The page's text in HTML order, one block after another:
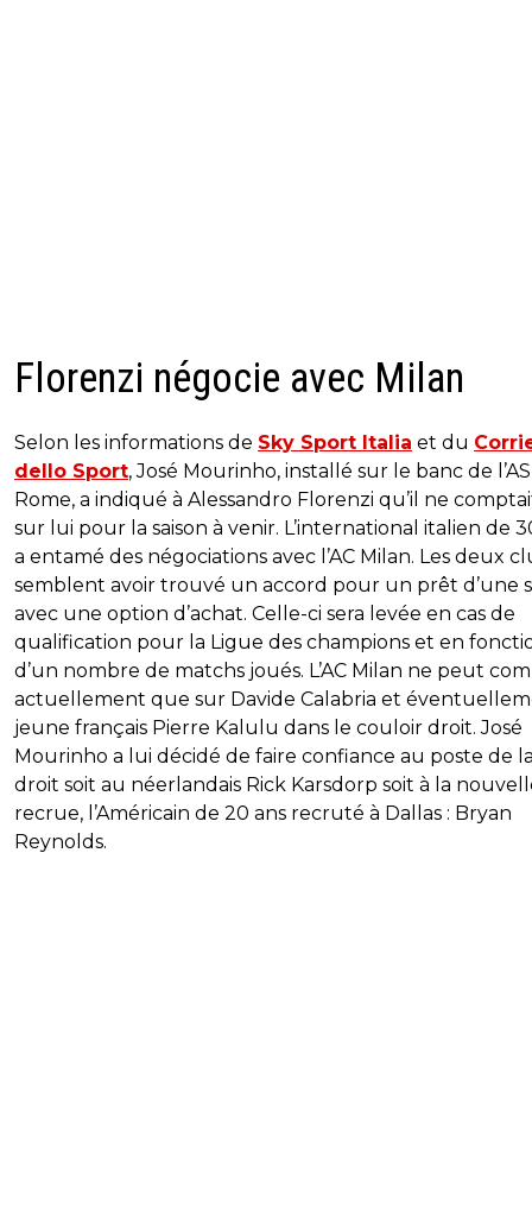
Florenzi négocie avec Milan
Selon les informations de Sky Sport Italia et du
dello Sport, José Mourinho, installé sur le banc de l’AS
Rome, a indiqué à Alessandro Florenzi qu’il ne
sur lui pour la saison à venir. L’international italien de
a entamé des négociations avec l’AC Milan. Les deux
semblent avoir trouvé un accord pour un prêt d’une
avec une option d’achat. Celle-ci sera levée en cas de
qualification pour la Ligue des champions et en
d’un nombre de matchs joués. L’AC Milan ne peut
actuellement que sur Davide Calabria et
jeune français Pierre Kalulu dans le couloir droit. José
Mourinho a lui décidé de faire confiance au poste de
droit soit au néerlandais Rick Karsdorp soit à la
recrue, l’Américain de 20 ans recruté à Dallas : Bryan
Reynolds.